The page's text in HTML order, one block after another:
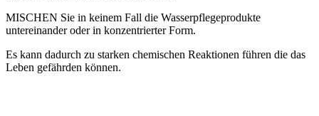
MISCHEN Sie in keinem Fall die Wasserpflegeprodukte
untereinander oder in konzentrierter Form.
Es kann dadurch zu starken chemischen Reaktionen führen die das
Leben gefährden können.